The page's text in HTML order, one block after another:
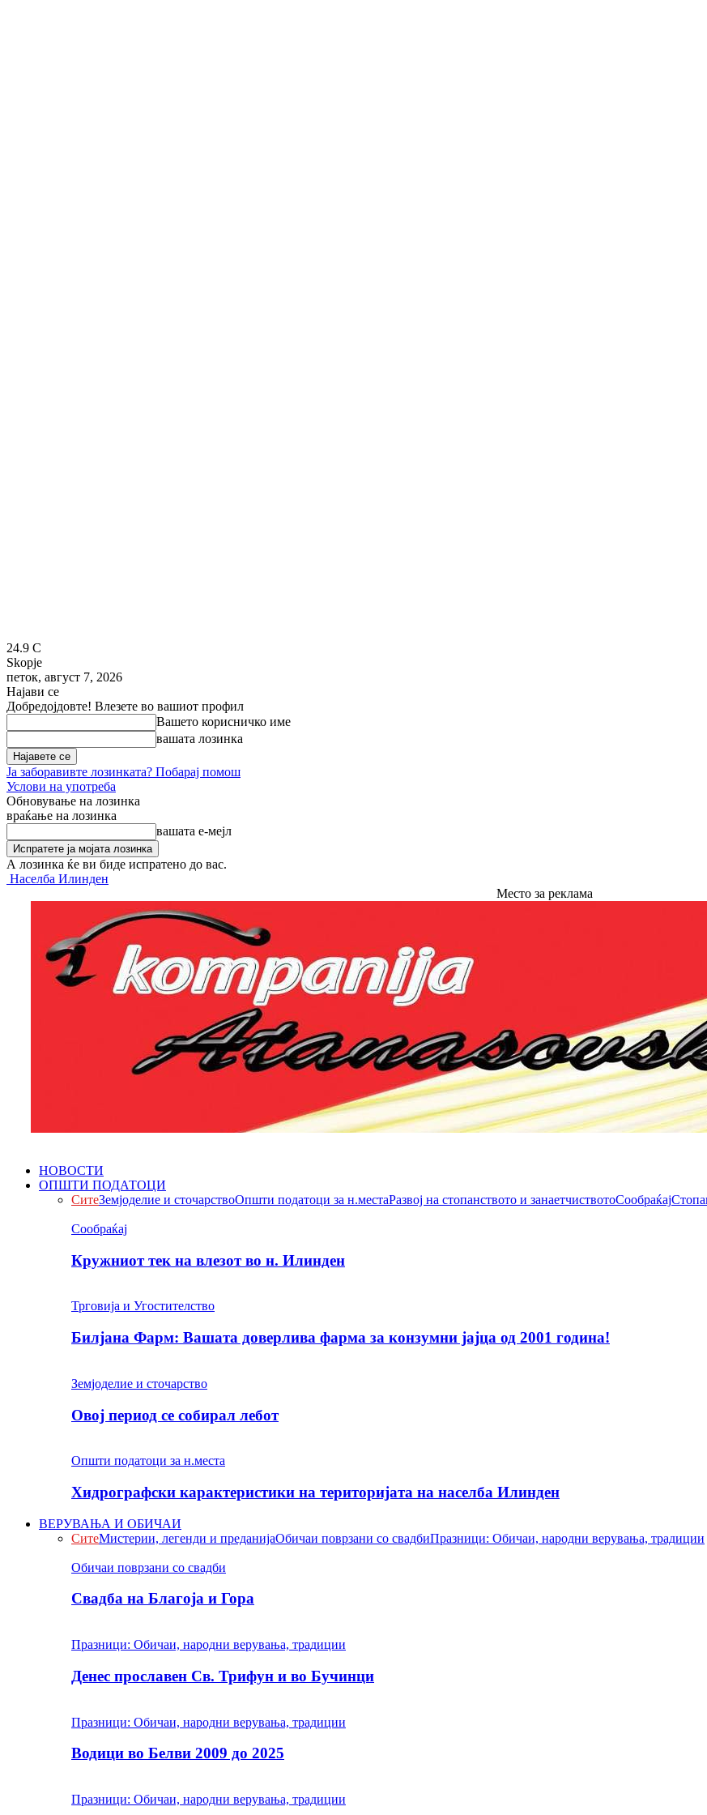
24.9 C
Skopje
петок, август 7, 2026
Најави се
Добредојдовте! Влезете во вашиот профил
Вашето корисничко име
вашата лозинка
Ја заборавивте лозинката? Побарај помош
Услови на употреба
Обновување на лозинка
враќање на лозинка
вашата е-мејл
А лозинка ќе ви биде испратено до вас.
Населба Илинден
Место за реклама
НОВОСТИ
ОПШТИ ПОДАТОЦИ
СитеЗемјоделие и сточарствоОпшти податоци за н.местаРазвој на стопанството и занаетчиствотоСообраќај
Сообраќај
Кружниот тек на влезот во н. Илинден
Трговија и Угостителство
Билјана Фарм: Вашата доверлива фарма за конзумни јајца од 2001 година!
Земјоделие и сточарство
Овој период се собирал лебот
Општи податоци за н.места
Хидрографски карактеристики на територијата на населба Илинден
ВЕРУВАЊА И ОБИЧАИ
СитеМистерии, легенди и преданијаОбичаи поврзани со свадбиПразници: Обичаи, народни верувања, традиции
Обичаи поврзани со свадби
Свадба на Благоја и Гора
Празници: Обичаи, народни верувања, традиции
Денес прославен Св. Трифун и во Бучинци
Празници: Обичаи, народни верувања, традиции
Водици во Белви 2009 до 2025
Празници: Обичаи, народни верувања, традиции